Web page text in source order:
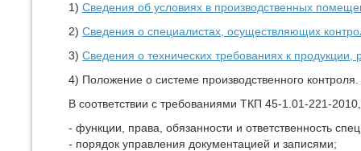
1) Сведения об условиях в производственных
2) Сведения о специалистах, осуществляющих
3) Сведения о технических требованиях к продукции,
4) Положение о системе производственного контроля.
В соответствии с требованиями ТКП 45-1.01-221-
- функции, права, обязанности и ответственность
- порядок управления документацией и записями;